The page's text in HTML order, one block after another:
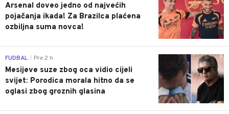
Arsenal doveo jedno od najvećih
pojačanja ikada! Za Brazilca plaćena
ozbiljna suma novca!
0
FUDBAL Pre 2 h
Mesijeve suze zbog oca vidio cijeli
svijet: Porodica morala hitno da se
oglasi zbog groznih glasina